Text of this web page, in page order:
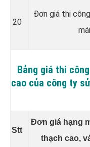
20
Đơn giá thi
Bảng giá thi
cao của công ty
Stt
Đơn giá hạng
thạch cao,